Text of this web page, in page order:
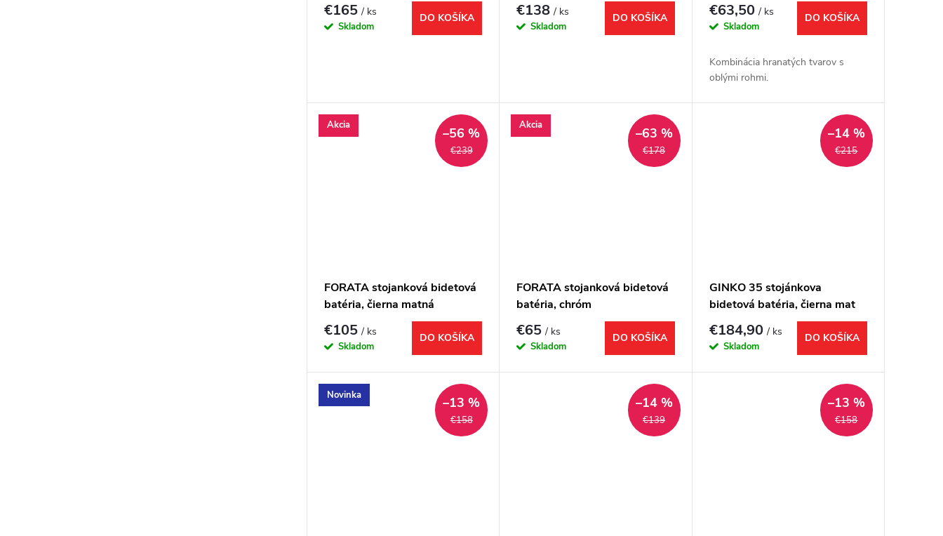
€165/ ks
Skladom
DO KOŠÍKA €138/ ks
Skladom
DO KOŠÍKA €63,50/ ks
Skladom
DO KOŠÍKA
Kombinácia hranatých tvarov s
oblými rohmi.
Akcia
€239
–56 %
FORATA stojanková bidetová
batéria, čierna matná
€105/ ks
Skladom
DO KOŠÍKA
Akcia
€178
–63 %
FORATA stojanková bidetová
batéria, chróm
€65/ ks
Skladom
DO KOŠÍKA
€215
–14 %
GINKO 35 stojánkova
bidetová batéria, čierna mat
€184,90/ ks
Skladom
DO KOŠÍKA
Novinka
€158
–13 %
€139
–14 %
€158
–13 %